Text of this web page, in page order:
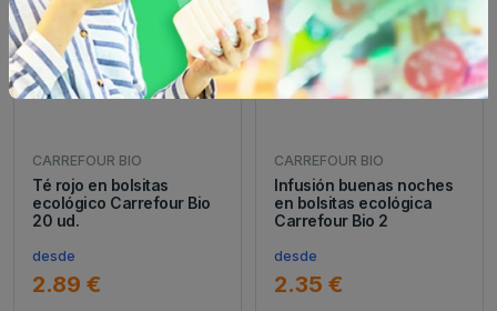
CARREFOUR BIO
Té rojo en bolsitas
ecológico Carrefour Bio
20 ud.
desde
2.89 €
CARREFOUR BIO
Infusión buenas noches
en bolsitas ecológica
Carrefour Bio 2
desde
2.35 €